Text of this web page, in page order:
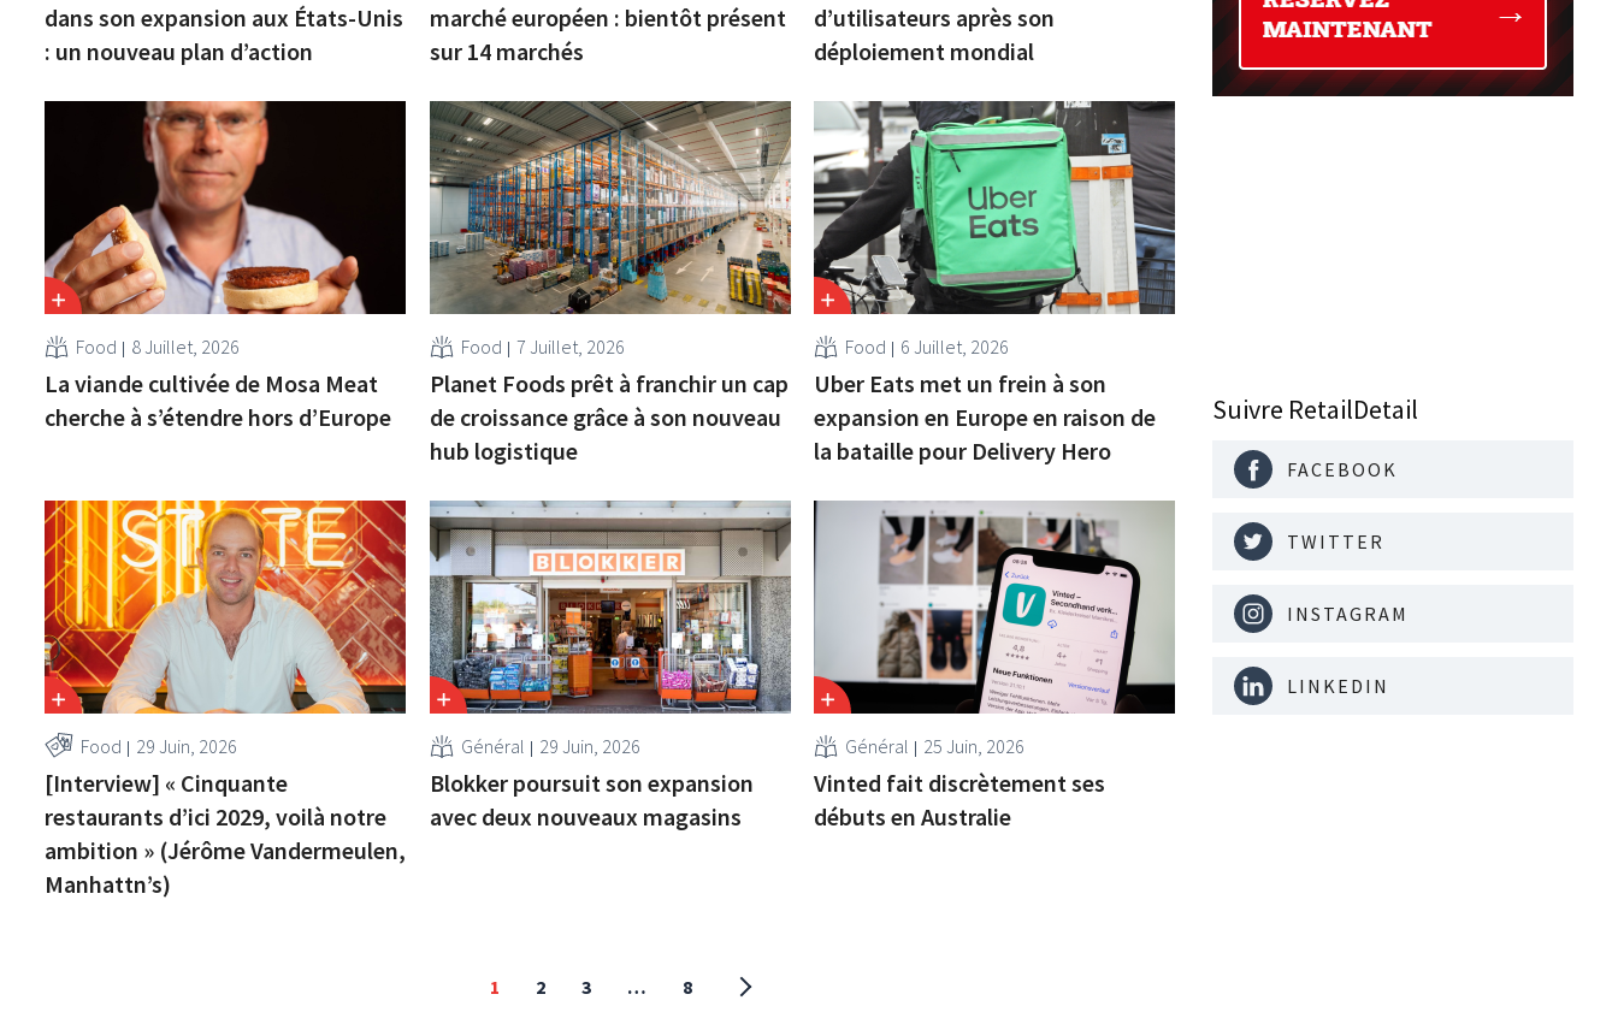
dans son expansion aux États-Unis
: un nouveau plan d’action
marché européen : bientôt présent
sur 14 marchés
d’utilisateurs après son
déploiement mondial
Food 8 Juillet, 2026
La viande cultivée de Mosa Meat
cherche à s’étendre hors d’Europe
Food 7 Juillet, 2026
Planet Foods prêt à franchir un cap
de croissance grâce à son nouveau
hub logistique
Food 6 Juillet, 2026
Uber Eats met un frein à son
expansion en Europe en raison de
la bataille pour Delivery Hero
Food 29 Juin, 2026
[Interview] « Cinquante
restaurants d’ici 2029, voilà notre
ambition » (Jérôme Vandermeulen,
Manhattn’s)
Général 29 Juin, 2026
Blokker poursuit son expansion
avec deux nouveaux magasins
Général 25 Juin, 2026
Vinted fait discrètement ses
débuts en Australie
1 2 3 … 8
Suivre RetailDetail
FACEBOOK
TWITTER
INSTAGRAM
LINKEDIN